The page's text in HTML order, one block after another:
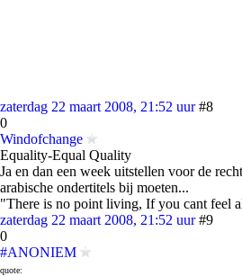
zaterdag 22 maart 2008, 21:52 uur #8
0
Windofchange
Equality-Equal Quality
Ja en dan een week uitstellen voor de
arabische ondertitels bij moeten...
"There is no point living, If you cant feel
zaterdag 22 maart 2008, 21:52 uur #9
0
#ANONIEM
quote: